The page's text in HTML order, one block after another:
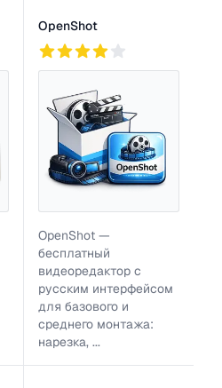
OpenShot
OpenShot —
бесплатный
видеоредактор с
русским интерфейсом
для базового и
среднего монтажа:
нарезка, ...